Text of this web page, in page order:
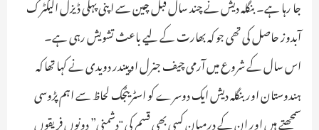
آبدوز حاصل کی تھی جو کہ بھارت کے لیے باعث تشویش رہی ہے۔
اس سال کے شروع میں آرمی چیف جنرل اوپیندر دویدی نے کہا تھا کہ
ہندوستان اور بنگلہ دیش ایک دوسرے کو اسٹریٹجک لحاظ سے اہم پڑوسی
سمجھتے ہیں اور ان کے درمیان کسی بھی قسم کی "دشمنی” دونوں فریقوں